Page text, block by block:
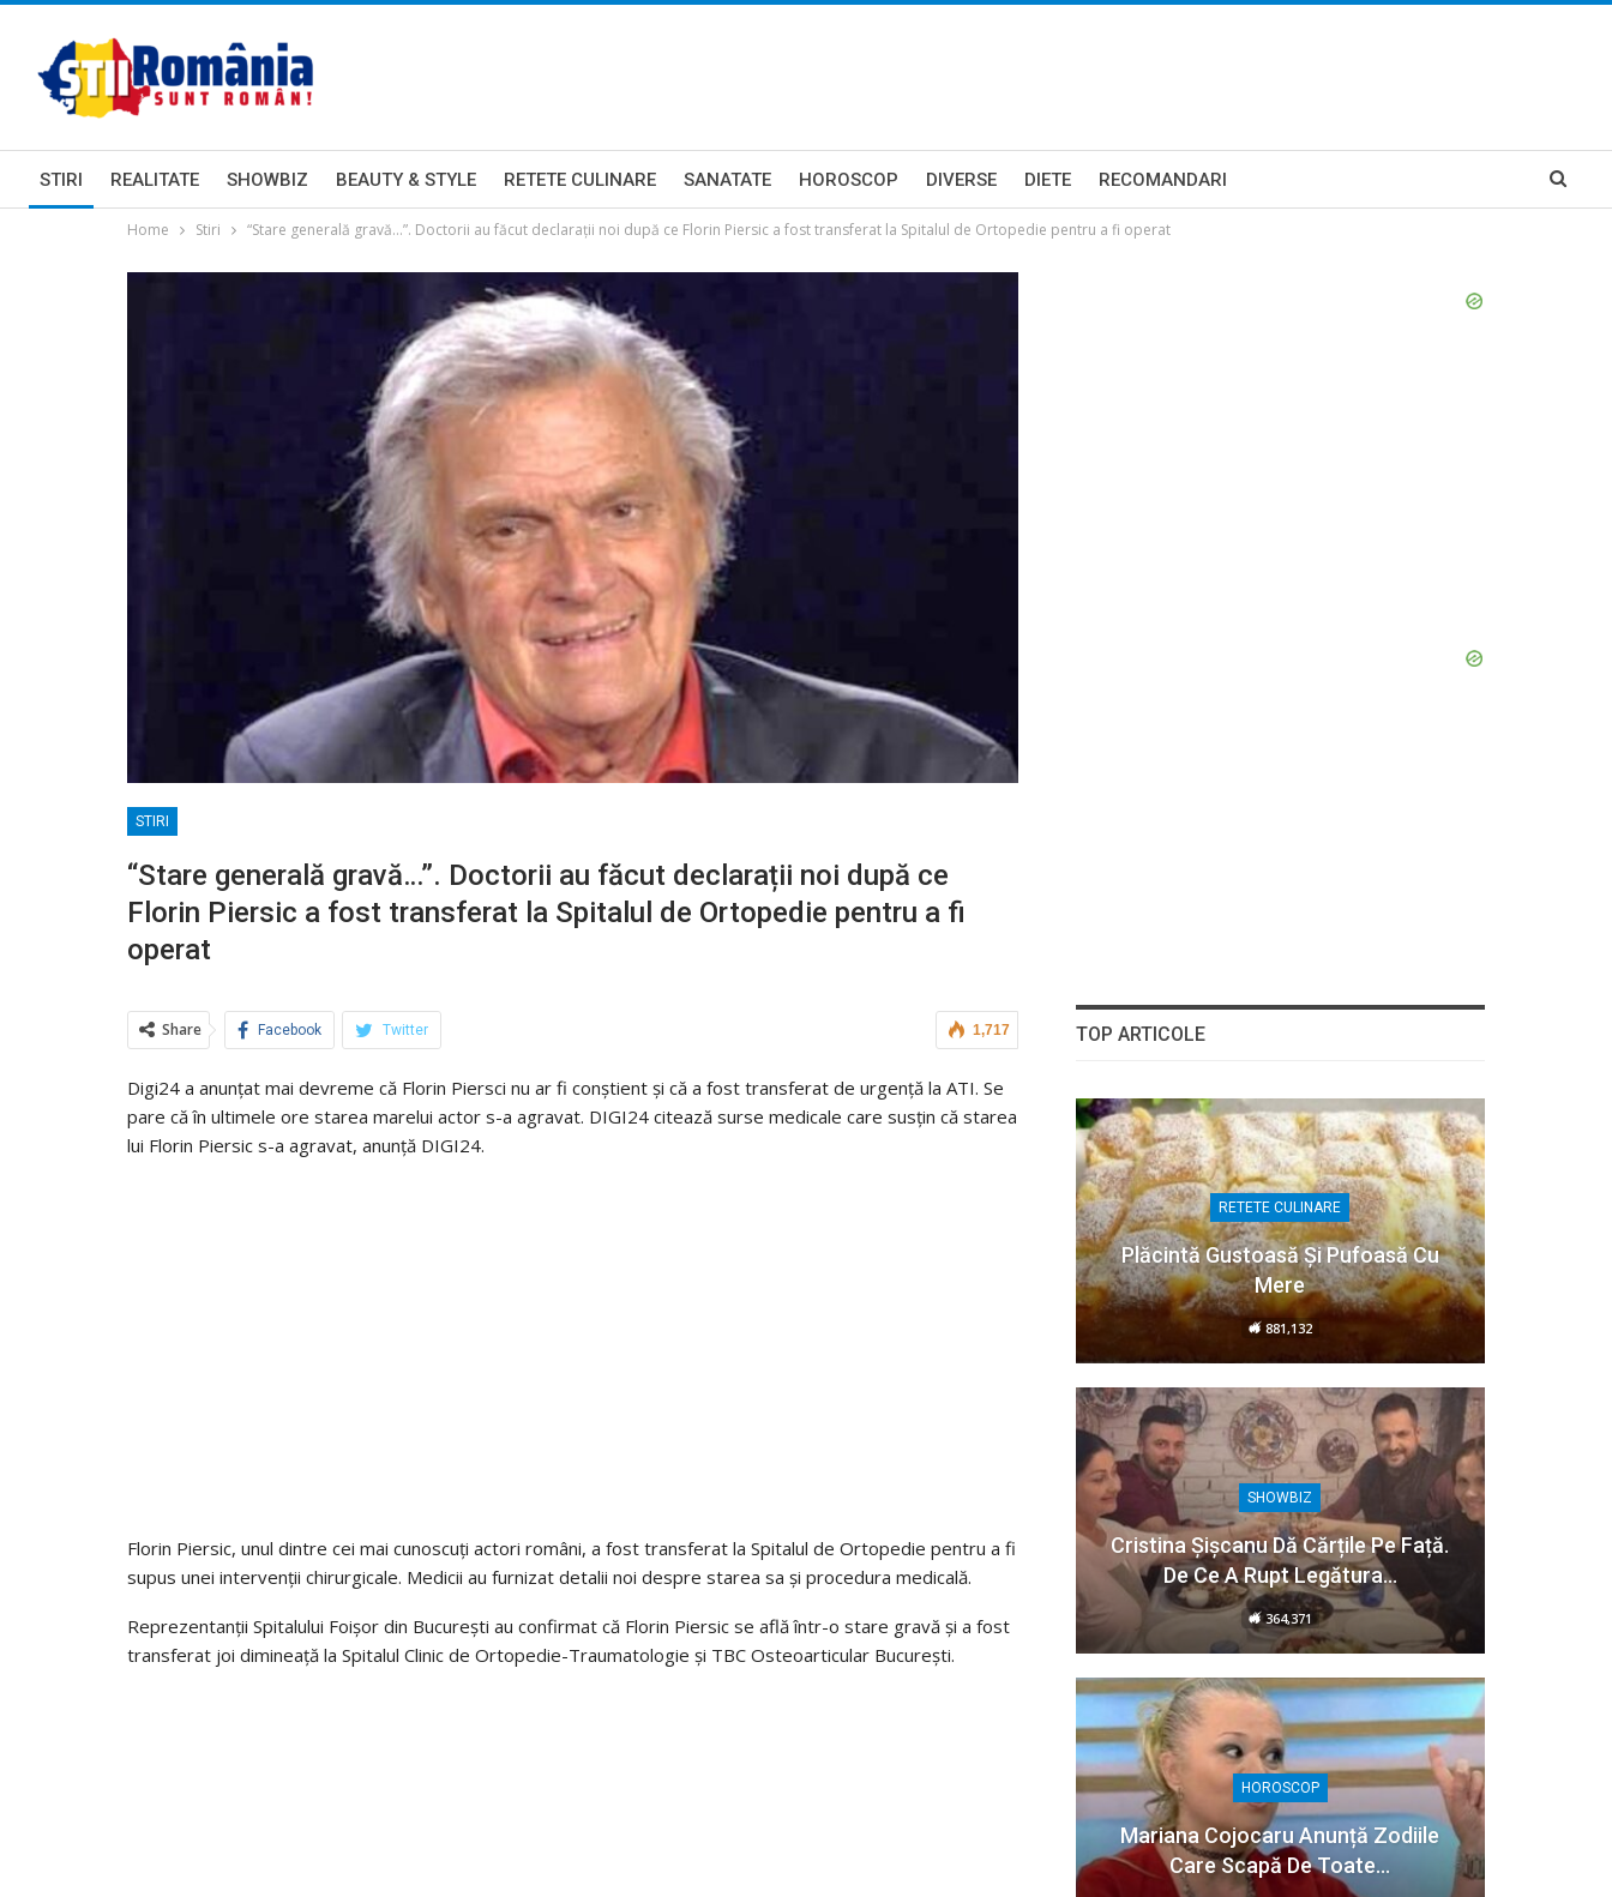
STIRI REALITATE SHOWBIZ BEAUTY & STYLE RETETE CULINARE SANATATE HOROSCOP DIVERSE DIETE RECOMANDARI
Home Stiri “Stare generală gravă…”. Doctorii au făcut declarații noi după ce Florin Piersic a fost transferat la Spitalul de Ortopedie pentru a fi operat
STIRI
“Stare generală gravă…”. Doctorii au făcut declarații noi după ce
Florin Piersic a fost transferat la Spitalul de Ortopedie pentru a fi
operat
1,717
Share Facebook Twitter
Digi24 a anunțat mai devreme că Florin Piersci nu ar fi conștient și că a fost transferat de urgență la ATI. Se
pare că în ultimele ore starea marelui actor s-a agravat. DIGI24 citează surse medicale care susțin că starea
lui Florin Piersic s-a agravat, anunță DIGI24.
Florin Piersic, unul dintre cei mai cunoscuți actori români, a fost transferat la Spitalul de Ortopedie pentru a fi
supus unei intervenții chirurgicale. Medicii au furnizat detalii noi despre starea sa și procedura medicală.
Reprezentanții Spitalului Foișor din București au confirmat că Florin Piersic se află într-o stare gravă și a fost
transferat joi dimineață la Spitalul Clinic de Ortopedie-Traumatologie și TBC Osteoarticular București.
TOP ARTICOLE
RETETE CULINARE
Plăcintă Gustoasă Și Pufoasă Cu
Mere
881,132
SHOWBIZ
Cristina Șișcanu Dă Cărțile Pe Față.
De Ce A Rupt Legătura…
364,371
HOROSCOP
Mariana Cojocaru Anunță Zodiile
Care Scapă De Toate…